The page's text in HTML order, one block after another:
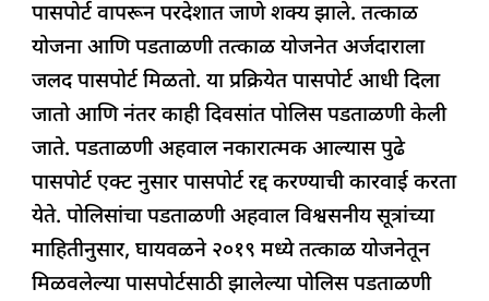
पासपोर्ट वापरून परदेशात जाणे शक्य झाले. तत्काळ
योजना आणि पडताळणी तत्काळ योजनेत अर्जदाराला
जलद पासपोर्ट मिळतो. या प्रक्रियेत पासपोर्ट आधी दिला
जातो आणि नंतर काही दिवसांत पोलिस पडताळणी केली
जाते. पडताळणी अहवाल नकारात्मक आल्यास पुढे
पासपोर्ट एक्ट नुसार पासपोर्ट रद्द करण्याची कारवाई करता
येते. पोलिसांचा पडताळणी अहवाल विश्वसनीय सूत्रांच्या
माहितीनुसार, घायवळने २०१९ मध्ये तत्काळ योजनेतून
मिळवलेल्या पासपोर्टसाठी झालेल्या पोलिस पडताळणी